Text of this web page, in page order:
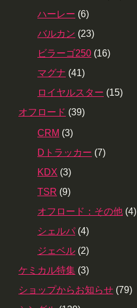
ハーレー (6)
バルカン (23)
ビラーゴ250 (16)
マグナ (41)
ロイヤルスター (15)
オフロード (39)
CRM (3)
Dトラッカー (7)
KDX (3)
TSR (9)
オフロード：その他 (4)
シェルパ (4)
ジェベル (2)
ケミカル特集 (3)
ショップからお知らせ (79)